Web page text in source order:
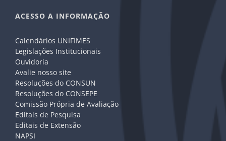
ACESSO A INFORMAÇÃO
Calendários UNIFIMES
Legislações Institucionais
Ouvidoria
Avalie nosso site
Resoluções do CONSUN
Resoluções do CONSEPE
Comissão Própria de Avaliação
Editais de Pesquisa
Editais de Extensão
NAPSI